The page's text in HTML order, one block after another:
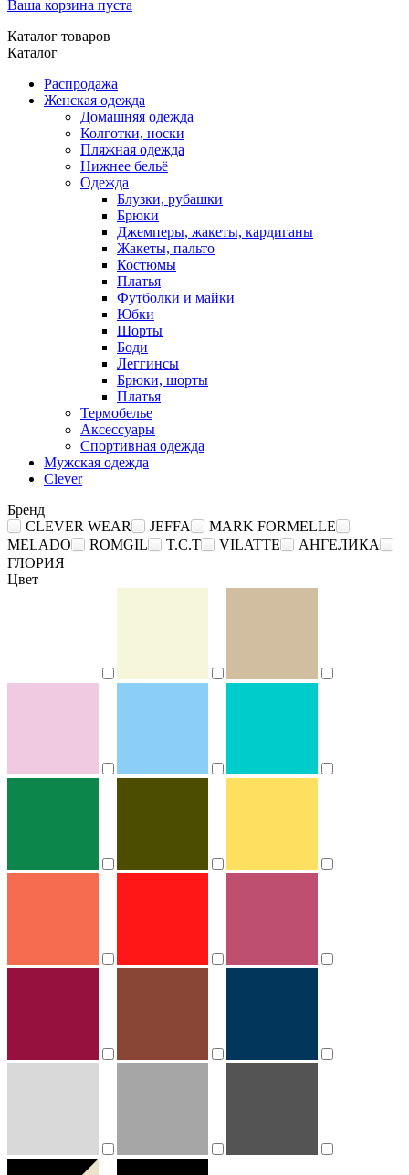
Ваша корзина пуста
Каталог товаров
Каталог
Распродажа
Женская одежда
Домашняя одежда
Колготки, носки
Пляжная одежда
Нижнее бельё
Одежда
Блузки, рубашки
Брюки
Джемперы, жакеты, кардиганы
Жакеты, пальто
Костюмы
Платья
Футболки и майки
Юбки
Шорты
Боди
Леггинсы
Брюки, шорты
Платья
Термобелье
Аксессуары
Спортивная одежда
Мужская одежда
Clever
Бренд
CLEVER WEAR
JEFFA
MARK FORMELLE
MELADO
ROMGIL T.C.T VILATTE
АНГЕЛИКА
ГЛОРИЯ
Цвет